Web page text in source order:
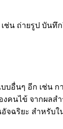
ช่น ถ่ายรูป บัน
บอื่นๆ อีก เช่น
ไข้ จากผลสำร
จฉริยะ สำหรั